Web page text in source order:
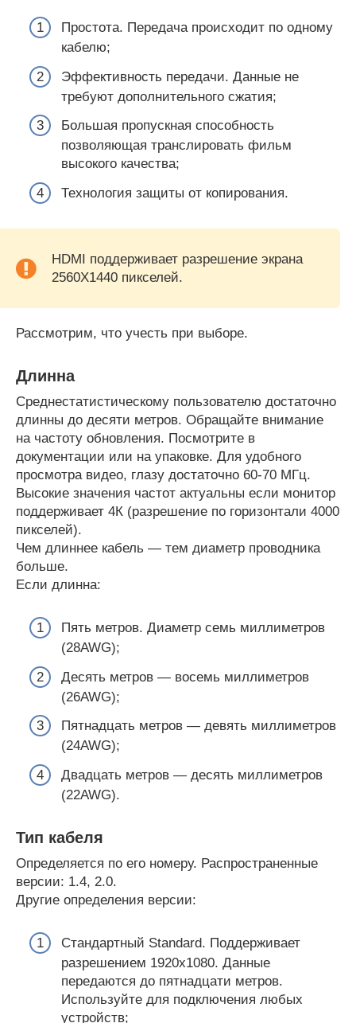
Простота. Передача происходит по одному
кабелю;
Эффективность передачи. Данные не
требуют дополнительного сжатия;
Большая пропускная способность
позволяющая транслировать фильм
высокого качества;
Технология защиты от копирования.
HDMI поддерживает разрешение экрана
2560Х1440 пикселей.
Рассмотрим, что учесть при выборе.
Длинна
Среднестатистическому пользователю достаточно
длинны до десяти метров. Обращайте внимание
на частоту обновления. Посмотрите в
документации или на упаковке. Для удобного
просмотра видео, глазу достаточно 60-70 МГц.
Высокие значения частот актуальны если монитор
поддерживает 4К (разрешение по горизонтали 4000
пикселей).
Чем длиннее кабель — тем диаметр проводника
больше.
Если длинна:
Пять метров. Диаметр семь миллиметров
(28AWG);
Десять метров — восемь миллиметров
(26AWG);
Пятнадцать метров — девять миллиметров
(24AWG);
Двадцать метров — десять миллиметров
(22AWG).
Тип кабеля
Определяется по его номеру. Распространенные
версии: 1.4, 2.0.
Другие определения версии:
Стандартный Standard. Поддерживает
разрешением 1920х1080. Данные
передаются до пятнадцати метров.
Используйте для подключения любых
устройств;